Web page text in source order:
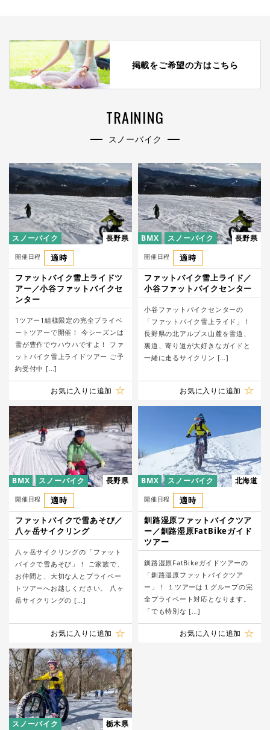
掲載をご希望の方はこちら
TRAINING
スノーバイク
スノーバイク 長野県
開催日程
適時
ファットバイク雪上ライドツ
アー／小谷ファットバイクセ
ンター
1ツアー1組様限定の完全プライベ
ートツアーで開催！ ​今シーズンは
雪が豊作でウハウハですよ！ ファ
ットバイク雪上ライドツアー ご予
約受付中 […]
お気に入りに追加
BMX スノーバイク 長野県
開催日程
適時
ファットバイク雪上ライド／
小谷ファットバイクセンター
小谷ファットバイクセンターの
「ファットバイク雪上ライド」！
長野県の北アルプス山麓を雪道、
裏道、寄り道が大好きなガイドと
一緒に走るサイクリン […]
お気に入りに追加
BMX スノーバイク 長野県
開催日程
適時
ファットバイクで雪あそび／
八ヶ岳サイクリング
八ヶ岳サイクリングの「ファット
バイクで雪あそび」！ ご家族で、
お仲間と、大切な人とプライベー
トツアーへお越しください。 八ヶ
岳サイクリングの […]
お気に入りに追加
BMX スノーバイク 北海道
開催日程
適時
釧路湿原ファットバイクツア
ー／釧路湿原FatBikeガイド
ツアー
釧路湿原FatBikeガイドツアーの
「釧路湿原ファットバイクツア
ー」！ １ツアーは１グループの完
全プライベート対応となります。
「でも特別な […]
お気に入りに追加
スノーバイク 栃木県